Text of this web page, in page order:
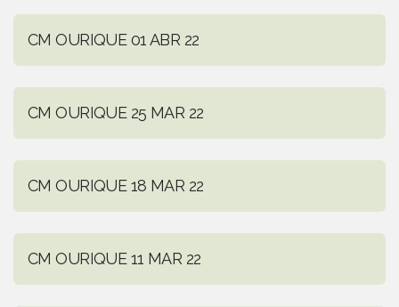
CM OURIQUE 01 ABR 22
CM OURIQUE 25 MAR 22
CM OURIQUE 18 MAR 22
CM OURIQUE 11 MAR 22